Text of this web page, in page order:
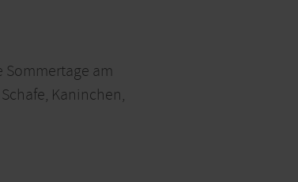
am
Kaninchen,